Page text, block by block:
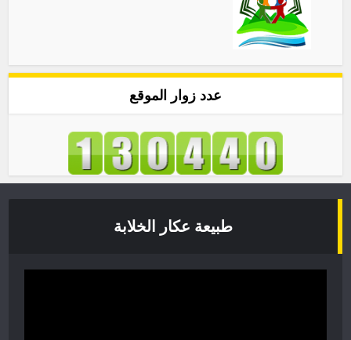
عدد زوار الموقع
طبيعة عكار الخلابة